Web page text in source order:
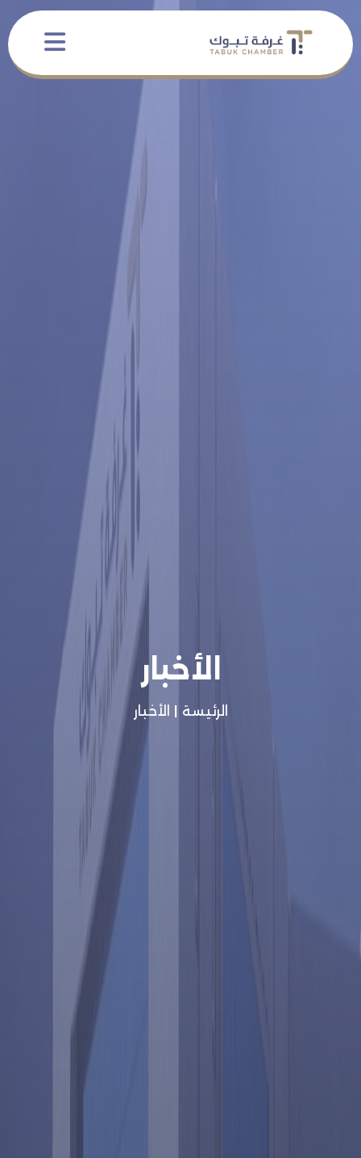
الأخبار
الرئيسة | الأخبار